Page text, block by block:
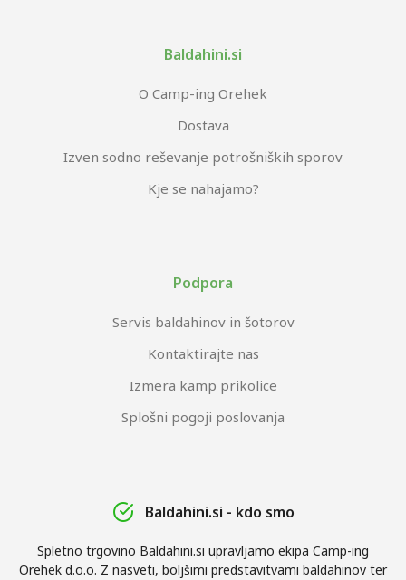
Baldahini.si
O Camp-ing Orehek
Dostava
Izven sodno reševanje potrošniških sporov
Kje se nahajamo?
Podpora
Servis baldahinov in šotorov
Kontaktirajte nas
Izmera kamp prikolice
Splošni pogoji poslovanja
Baldahini.si - kdo smo
Spletno trgovino Baldahini.si upravljamo ekipa Camp-ing
Orehek d.o.o. Z nasveti, boljšimi predstavitvami baldahinov ter